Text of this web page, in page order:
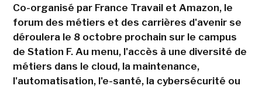
Co-organisé par France Travail et Amazon, le
forum des métiers et des carrières d'avenir se
déroulera le 8 octobre prochain sur le campus
de Station F. Au menu, l'accès à une diversité de
métiers dans le cloud, la maintenance,
l'automatisation, l'e-santé, la cybersécurité ou